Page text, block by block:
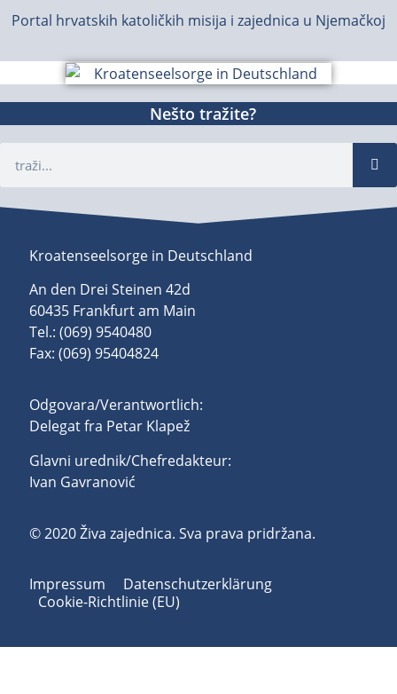
Portal hrvatskih katoličkih misija i zajednica u Njemačkoj
Nešto tražite?
Kroatenseelsorge in Deutschland
An den Drei Steinen 42d
60435 Frankfurt am Main
Tel.: (069) 9540480
Fax: (069) 95404824
Odgovara/Verantwortlich:
Delegat fra Petar Klapež
Glavni urednik/Chefredakteur:
Ivan Gavranović
© 2020 Živa zajednica. Sva prava pridržana.
Impressum
Datenschutzerklärung
Cookie-Richtlinie (EU)